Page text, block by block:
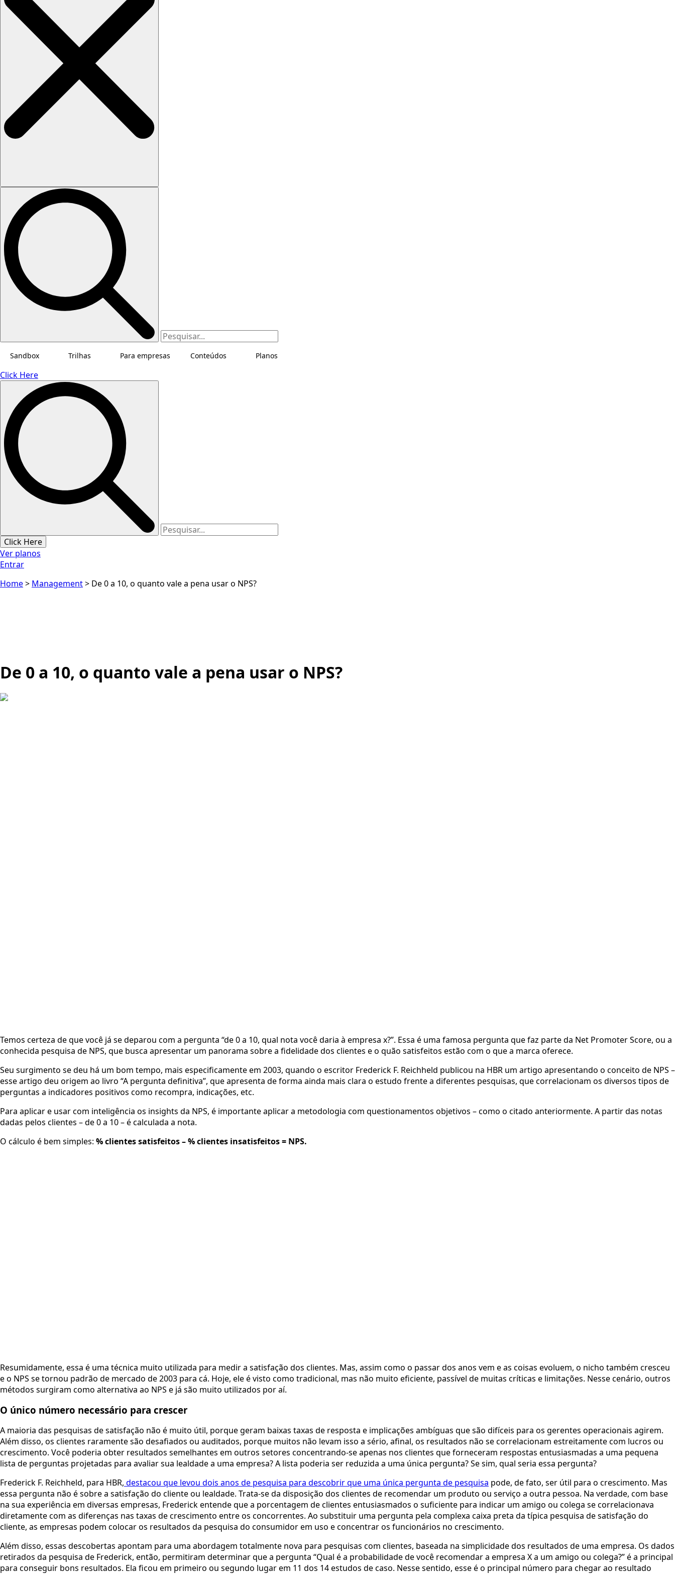
Sandbox Trilhas Para empresas Conteúdos Planos
Click Here
Click Here
Ver planos
Entrar
Home> Management> De 0 a 10, o quanto vale a pena usar o NPS?
De 0 a 10, o quanto vale a pena usar o NPS?
Temos certeza de que você já se deparou com a pergunta “de 0 a 10, qual nota você daria à empresa x?”. Essa é uma famosa pergunta que faz parte da Net Promoter Score, ou a
conhecida pesquisa de NPS, que busca apresentar um panorama sobre a fidelidade dos clientes e o quão satisfeitos estão com o que a marca oferece.
Seu surgimento se deu há um bom tempo, mais especificamente em 2003, quando o escritor Frederick F. Reichheld publicou na HBR um artigo apresentando o conceito de NPS –
esse artigo deu origem ao livro “A pergunta definitiva”, que apresenta de forma ainda mais clara o estudo frente a diferentes pesquisas, que correlacionam os diversos tipos de
perguntas a indicadores positivos como recompra, indicações, etc.
Para aplicar e usar com inteligência os insights da NPS, é importante aplicar a metodologia com questionamentos objetivos – como o citado anteriormente. A partir das notas
dadas pelos clientes – de 0 a 10 – é calculada a nota.
O cálculo é bem simples: % clientes satisfeitos – % clientes insatisfeitos = NPS.
Resumidamente, essa é uma técnica muito utilizada para medir a satisfação dos clientes. Mas, assim como o passar dos anos vem e as coisas evoluem, o nicho também cresceu
e o NPS se tornou padrão de mercado de 2003 para cá. Hoje, ele é visto como tradicional, mas não muito eficiente, passível de muitas críticas e limitações. Nesse cenário, outros
métodos surgiram como alternativa ao NPS e já são muito utilizados por aí.
O único número necessário para crescer
A maioria das pesquisas de satisfação não é muito útil, porque geram baixas taxas de resposta e implicações ambíguas que são difíceis para os gerentes operacionais agirem.
Além disso, os clientes raramente são desafiados ou auditados, porque muitos não levam isso a sério, afinal, os resultados não se correlacionam estreitamente com lucros ou
crescimento. Você poderia obter resultados semelhantes em outros setores concentrando-se apenas nos clientes que forneceram respostas entusiasmadas a uma pequena
lista de perguntas projetadas para avaliar sua lealdade a uma empresa? A lista poderia ser reduzida a uma única pergunta? Se sim, qual seria essa pergunta?
Frederick F. Reichheld, para HBR, destacou que levou dois anos de pesquisa para descobrir que uma única pergunta de pesquisa pode, de fato, ser útil para o crescimento. Mas
essa pergunta não é sobre a satisfação do cliente ou lealdade. Trata-se da disposição dos clientes de recomendar um produto ou serviço a outra pessoa. Na verdade, com base
na sua experiência em diversas empresas, Frederick entende que a porcentagem de clientes entusiasmados o suficiente para indicar um amigo ou colega se correlacionava
diretamente com as diferenças nas taxas de crescimento entre os concorrentes. Ao substituir uma pergunta pela complexa caixa preta da típica pesquisa de satisfação do
cliente, as empresas podem colocar os resultados da pesquisa do consumidor em uso e concentrar os funcionários no crescimento.
Além disso, essas descobertas apontam para uma abordagem totalmente nova para pesquisas com clientes, baseada na simplicidade dos resultados de uma empresa. Os dados
retirados da pesquisa de Frederick, então, permitiram determinar que a pergunta “Qual é a probabilidade de você recomendar a empresa X a um amigo ou colega?” é a principal
para conseguir bons resultados. Ela ficou em primeiro ou segundo lugar em 11 dos 14 estudos de caso. Nesse sentido, esse é o principal número para chegar ao resultado